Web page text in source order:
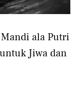
ala Putri
Jiwa dan